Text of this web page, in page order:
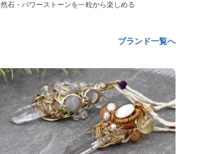
石・パワーストーンを一粒から楽しめる
ブランド一覧へ